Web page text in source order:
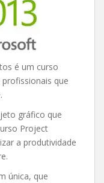
é um curso
que
gráfico que
Project
a produtividade
única, que